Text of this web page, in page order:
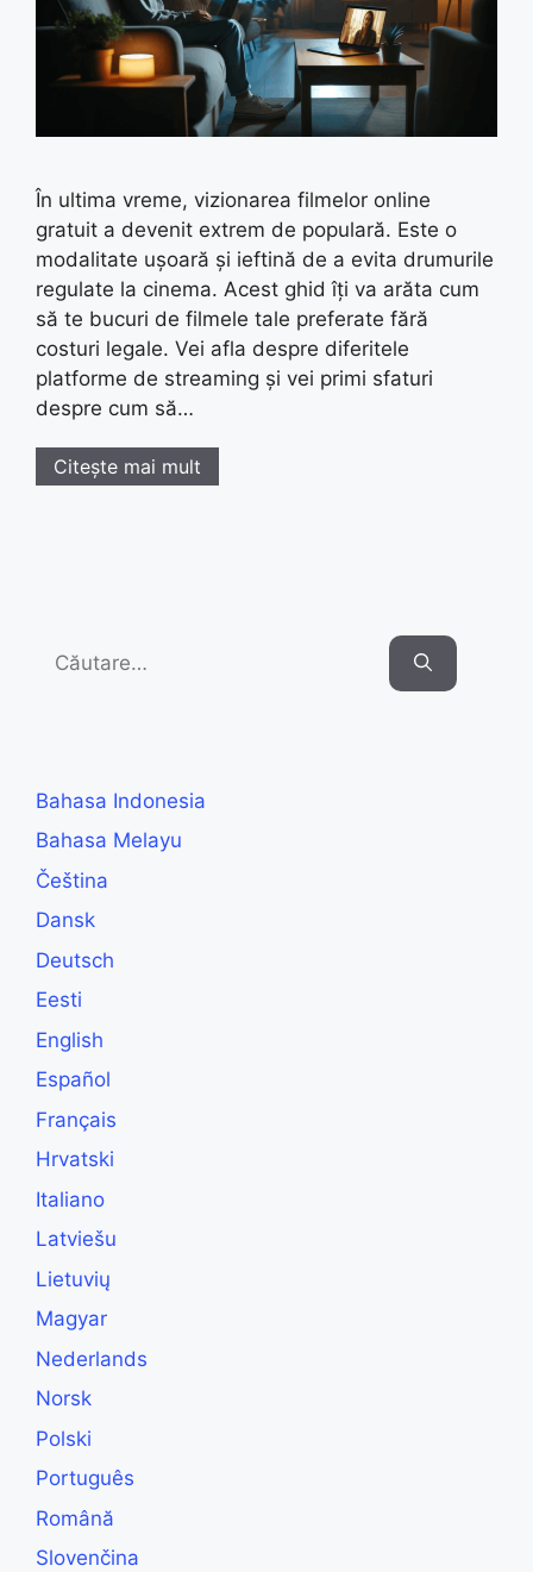
În ultima vreme, vizionarea filmelor online
gratuit a devenit extrem de populară. Este o
modalitate ușoară și ieftină de a evita drumurile
regulate la cinema. Acest ghid îți va arăta cum
să te bucuri de filmele tale preferate fără
costuri legale. Vei afla despre diferitele
platforme de streaming și vei primi sfaturi
despre cum să…
Citește mai mult
for:
Bahasa Indonesia
Bahasa Melayu
Čeština
Dansk
Deutsch
Eesti
English
Español
Français
Hrvatski
Italiano
Latviešu
Lietuvių
Magyar
Nederlands
Norsk
Polski
Português
Română
Slovenčina